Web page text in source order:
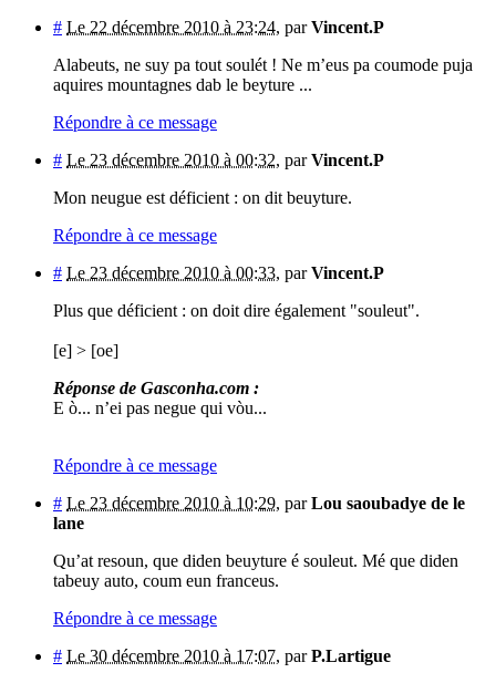
# Le 22 décembre 2010 à 23:24, parVincent.P
Alabeuts, ne suy pa tout soulét ! Ne m’eus pa coumode puja
aquires mountagnes dab le beyture ...
Répondre à ce message
# Le 23 décembre 2010 à 00:32, parVincent.P
Mon neugue est déficient : on dit beuyture.
Répondre à ce message
# Le 23 décembre 2010 à 00:33, parVincent.P
Plus que déficient : on doit dire également "souleut".
[e] > [oe]
Réponse de Gasconha.com :
E ò... n’ei pas negue qui vòu...
Répondre à ce message
# Le 23 décembre 2010 à 10:29, parLou saoubadye de le
lane
Qu’at resoun, que diden beuyture é souleut. Mé que diden
tabeuy auto, coum eun franceus.
Répondre à ce message
# Le 30 décembre 2010 à 17:07, parP.Lartigue